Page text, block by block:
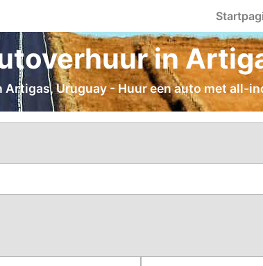
in
Uruguay - Huur een auto met all-